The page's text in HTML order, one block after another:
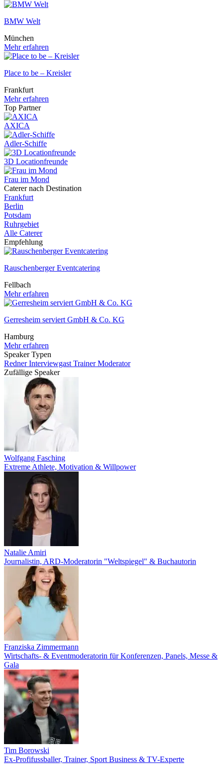
BMW Welt
München
Mehr erfahren
Place to be – Kreisler
Frankfurt
Mehr erfahren
Top Partner
AXICA
Adler-Schiffe
3D Locationfreunde
Frau im Mond
Caterer nach Destination
Frankfurt
Berlin
Potsdam
Ruhrgebiet
Alle Caterer
Empfehlung
Rauschenberger Eventcatering
Fellbach
Mehr erfahren
Gerresheim serviert GmbH & Co. KG
Hamburg
Mehr erfahren
Speaker Typen
RednerInterviewgast TrainerModerator
Zufällige Speaker
Wolfgang Fasching
Extreme Athlete, Motivation & Willpower
Natalie Amiri
Journalistin, ARD-Moderatorin "Weltspiegel" & Buchautorin
Franziska Zimmermann
Wirtschafts- & Eventmoderatorin für Konferenzen, Panels, Messe &
Gala
Tim Borowski
Ex-Profifussballer, Trainer, Sport Business & TV-Experte